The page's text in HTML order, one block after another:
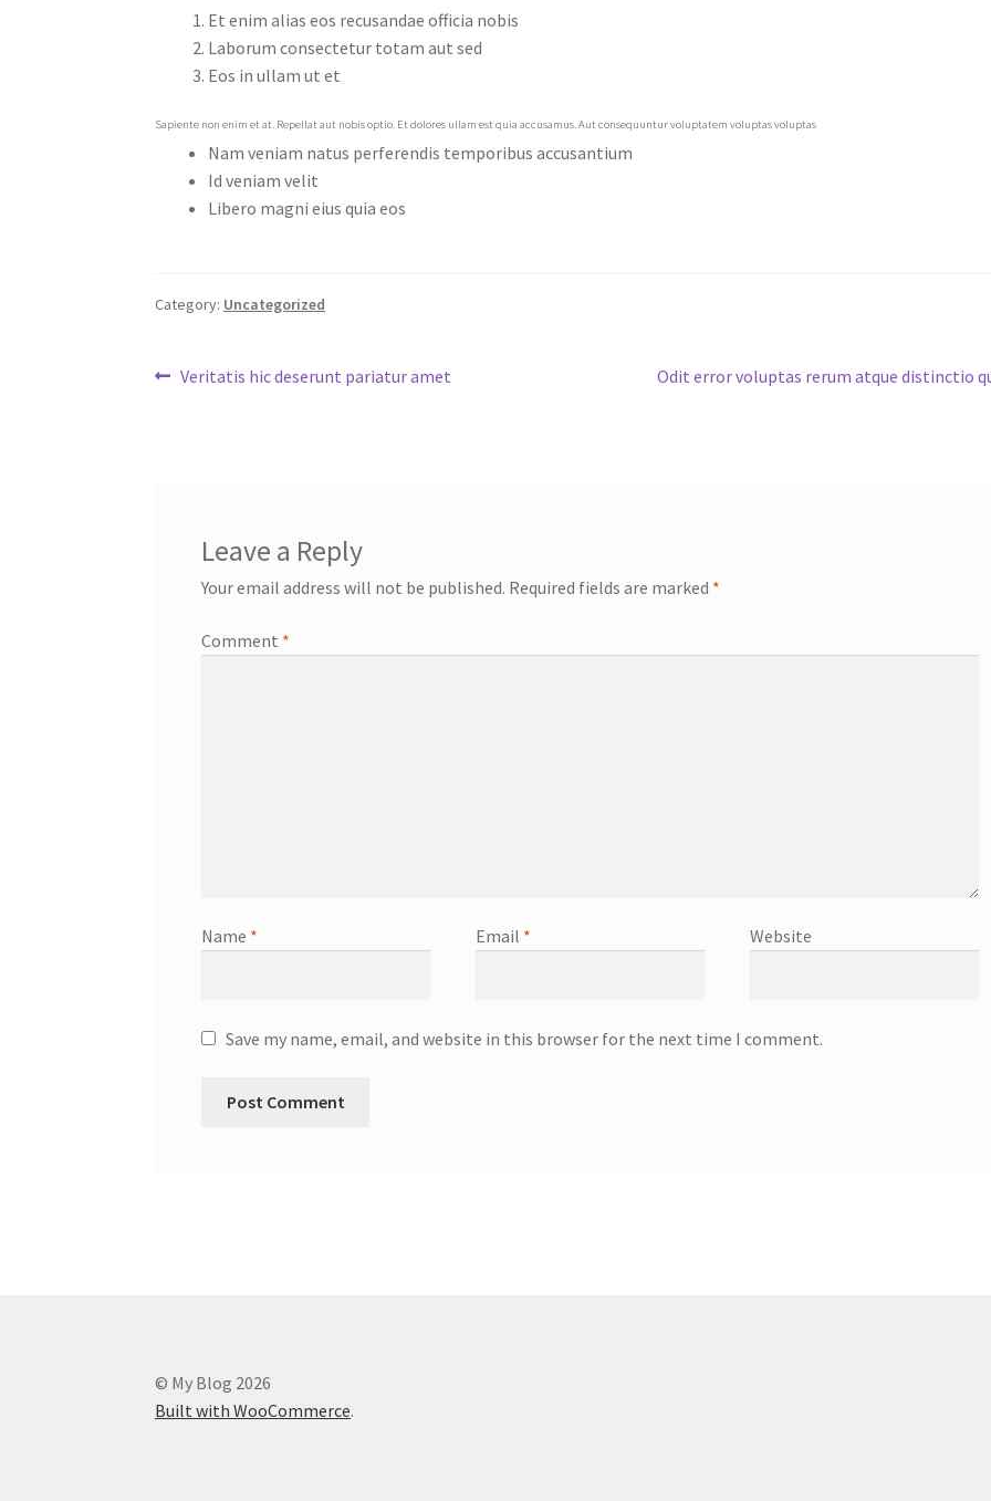
Et enim alias eos recusandae officia nobis
Laborum consectetur totam aut sed
Eos in ullam ut et
Sapiente non enim et at. Repellat aut nobis optio. Et dolores ullam est quia accusamus. Aut consequuntur voluptatem voluptas voluptas
Nam veniam natus perferendis temporibus accusantium
Id veniam velit
Libero magni eius quia eos
Category: Uncategorized
Post
Previous
Veritatis hic deserunt pariatur amet
Next
Odit error voluptas rerum atque distinctio
Leave a Reply
Your email address will not be published. Required fields are marked *
Comment *
Name * Email * Website
Save my name, email, and website in this browser for the next time I comment.
© My Blog 2026
Built with WooCommerce.